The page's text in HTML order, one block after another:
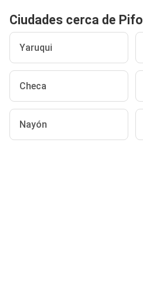
Ciudades cerca de Pifo
Yaruqui
Checa
Nayón